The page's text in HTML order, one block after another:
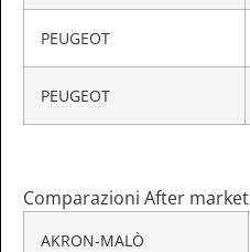
PEUGEOT
PEUGEOT
Comparazioni After market
AKRON-MALÒ